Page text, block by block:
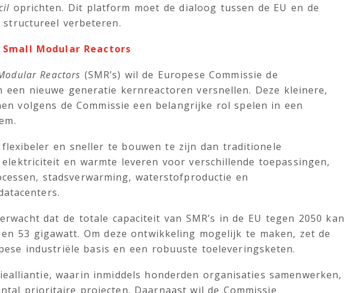
oprichten. Dit platform moet de dialoog tussen de EU en de
structureel verbeteren.
Modular Reactors
Reactors (SMR’s) wil de Europese Commissie de
nieuwe generatie kernreactoren versnellen. Deze kleinere,
volgens de Commissie een belangrijke rol spelen in een
flexibeler en sneller te bouwen te zijn dan traditionele
en warmte leveren voor verschillende toepassingen,
stadsverwarming, waterstofproductie en
dat de totale capaciteit van SMR’s in de EU tegen 2050 kan
53 gigawatt. Om deze ontwikkeling mogelijk te maken, zet de
industriële basis en een robuuste toeleveringsketen.
waarin inmiddels honderden organisaties samenwerken,
prioritaire projecten. Daarnaast wil de Commissie